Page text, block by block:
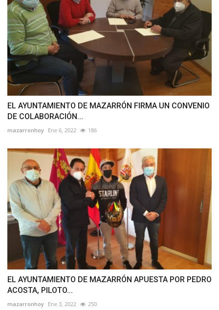
EL AYUNTAMIENTO DE MAZARRÓN FIRMA UN CONVENIO
DE COLABORACIÓN...
mazarronhoy Ene 6, 2022 186
EL AYUNTAMIENTO DE MAZARRÓN APUESTA POR PEDRO
ACOSTA, PILOTO...
mazarronhoy Ene 3, 2022 250